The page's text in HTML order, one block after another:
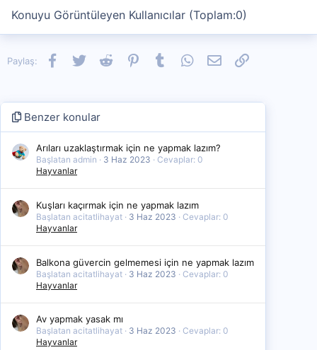
Konuyu Görüntüleyen Kullanıcılar (Toplam:0)
Paylaş: Facebook
TwitterReddit PinterestTumblrWhatsApp
E-postaLink
Benzer konular
Arıları uzaklaştırmak için ne yapmak lazım?
Başlatan admin 3 Haz 2023
Cevaplar: 0
Hayvanlar
Kuşları kaçırmak için ne yapmak lazım
Başlatan acitatlihayat 3 Haz 2023
Cevaplar: 0
Hayvanlar
Balkona güvercin gelmemesi için ne yapmak lazım
Başlatan acitatlihayat 3 Haz 2023
Cevaplar: 0
Hayvanlar
Av yapmak yasak mı
Başlatan acitatlihayat 3 Haz 2023
Cevaplar: 0
Hayvanlar